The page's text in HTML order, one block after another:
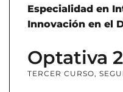
Especialidad en
Innovación en el
Optativa 2
TERCER CURSO,